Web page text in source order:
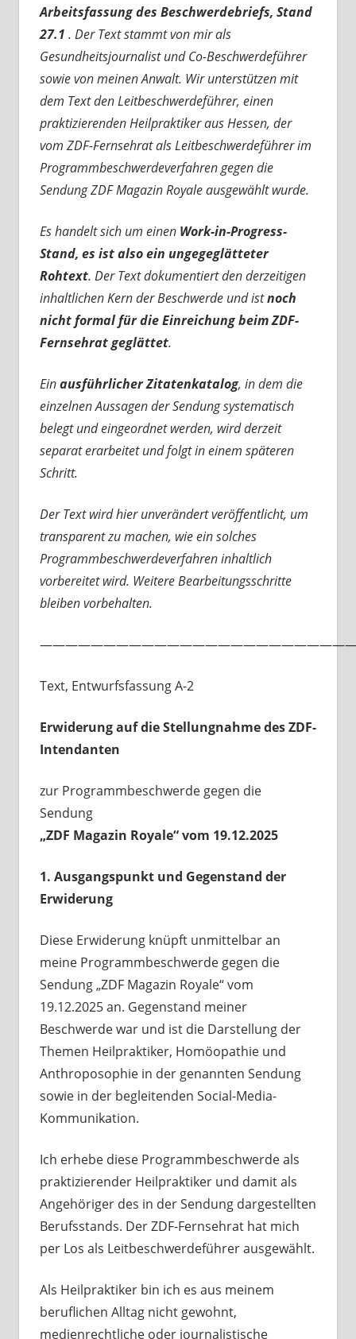
Arbeitsfassung des Beschwerdebriefs, Stand
27.1 . Der Text stammt von mir als
Gesundheitsjournalist und Co-Beschwerdeführer
sowie von meinen Anwalt. Wir unterstützen mit
dem Text den Leitbeschwerdeführer, einen
praktizierenden Heilpraktiker aus Hessen, der
vom ZDF-Fernsehrat als Leitbeschwerdeführer im
Programmbeschwerdeverfahren gegen die
Sendung ZDF Magazin Royale ausgewählt wurde.
Es handelt sich um einen Work-in-Progress-
Stand, es ist also ein ungegeglätteter
Rohtext. Der Text dokumentiert den derzeitigen
inhaltlichen Kern der Beschwerde und istnoch
nicht formal für die Einreichung beim ZDF-
Fernsehrat geglättet.
Einausführlicher Zitatenkatalog, in dem die
einzelnen Aussagen der Sendung systematisch
belegt und eingeordnet werden, wird derzeit
separat erarbeitet und folgt in einem späteren
Schritt.
Der Text wird hier unverändert veröffentlicht, um
transparent zu machen, wie ein solches
Programmbeschwerdeverfahren inhaltlich
vorbereitet wird. Weitere Bearbeitungsschritte
bleiben vorbehalten.
Text, Entwurfsfassung A-2
Erwiderung auf die Stellungnahme des ZDF-
Intendanten
zur Programmbeschwerde gegen die
Sendung
„ZDF Magazin Royale“ vom 19.12.2025
1. Ausgangspunkt und Gegenstand der
Erwiderung
Diese Erwiderung knüpft unmittelbar an
meine Programmbeschwerde gegen die
Sendung „ZDF Magazin Royale“ vom
19.12.2025 an. Gegenstand meiner
Beschwerde war und ist die Darstellung der
Themen Heilpraktiker, Homöopathie und
Anthroposophie in der genannten Sendung
sowie in der begleitenden Social-Media-
Kommunikation.
Ich erhebe diese Programmbeschwerde als
praktizierender Heilpraktiker und damit als
Angehöriger des in der Sendung dargestellten
Berufsstands. Der ZDF-Fernsehrat hat mich
per Los als Leitbeschwerdeführer ausgewählt.
Als Heilpraktiker bin ich es aus meinem
beruflichen Alltag nicht gewohnt,
medienrechtliche oder journalistische